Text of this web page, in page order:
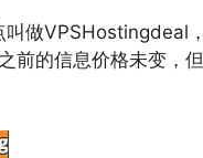
做VPSHostingdeal，
前的信息价格未变，但